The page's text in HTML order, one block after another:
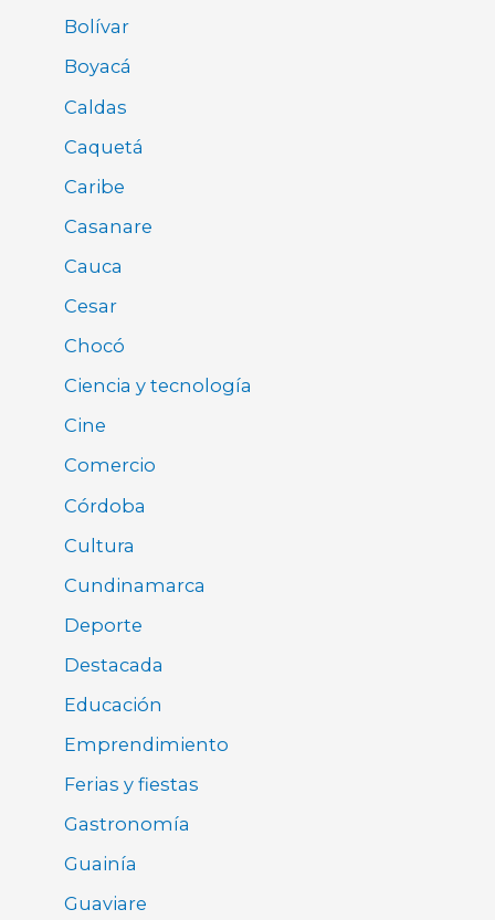
Bolívar
Boyacá
Caldas
Caquetá
Caribe
Casanare
Cauca
Cesar
Chocó
Ciencia y tecnología
Cine
Comercio
Córdoba
Cultura
Cundinamarca
Deporte
Destacada
Educación
Emprendimiento
Ferias y fiestas
Gastronomía
Guainía
Guaviare